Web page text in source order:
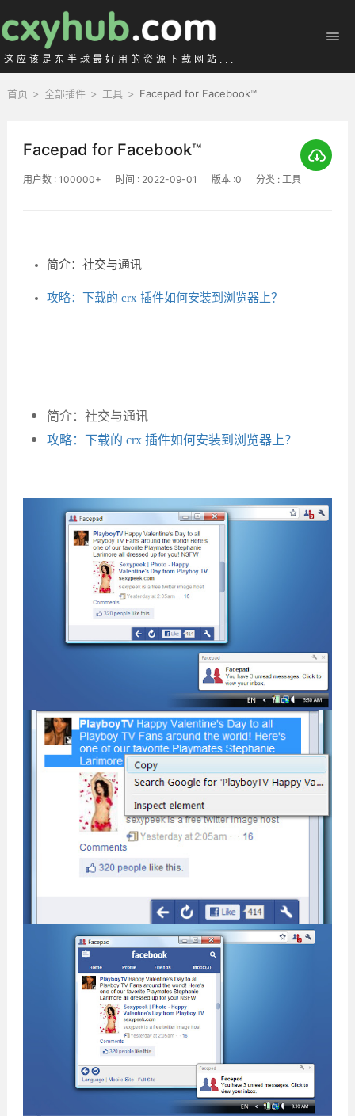
这应该是东半球最好用的资源下载网站...
首页 > 全部插件 > 工具 > Facepad for Facebook™
Facepad for Facebook™
用户数 : 100000+ 时间 : 2022-09-01 版本 :0 分类 : 工具
简介：社交与通讯
攻略：下载的 crx 插件如何安装到浏览器上？
简介：社交与通讯
攻略：下载的 crx 插件如何安装到浏览器上？